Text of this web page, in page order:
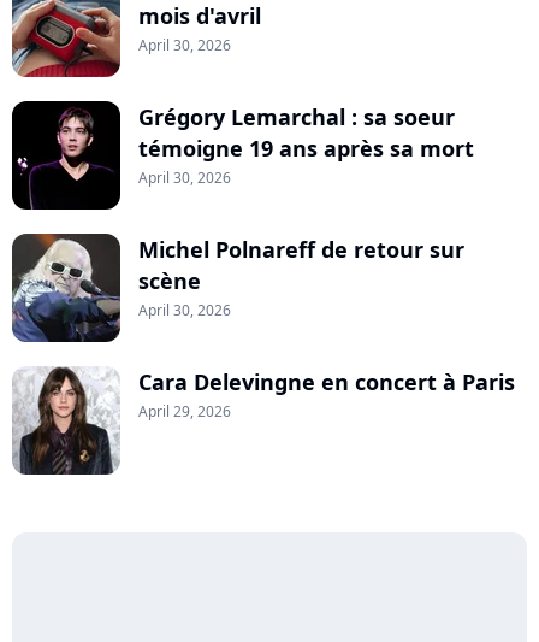
mois d'avril
April 30, 2026
Grégory Lemarchal : sa soeur
témoigne 19 ans après sa mort
April 30, 2026
Michel Polnareff de retour sur
scène
April 30, 2026
Cara Delevingne en concert à Paris
April 29, 2026